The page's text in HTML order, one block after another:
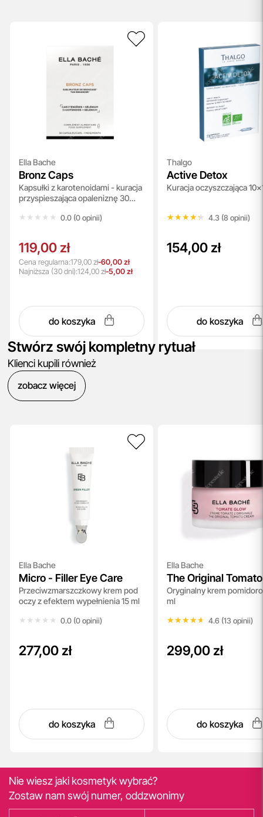
Ella Bache
Bronz Caps
Kapsułki z karotenoidami - kuracja
przyspieszająca opaleniznę 30
★★★★★
★★★★★ 0.0 (0 opinii)
119,00 zł
Cena regularna:179,00 zł-60,00 zł
Najniższa (30 dni):124,00 zł-5,00 zł
do koszyka
Thalgo
Active Detox
Kuracja oczyszczająca
★★★★★
★★★★★ 4.3 (8 opinii)
154,00 zł
do koszyka
Stwórz swój kompletny rytuał
Klienci kupili również
zobacz więcej
Ella Bache
Micro - Filler Eye Care
Przeciwzmarszczkowy krem pod
oczy z efektem wypełnienia 15 ml
★★★★★
★★★★★ 0.0 (0 opinii)
277,00 zł
do koszyka
Ella Bache
The Original Tomato
Cream
Oryginalny krem
ml
★★★★★
★★★★★ 4.6 (13 opinii)
299,00 zł
do koszyka
Nie wiesz jaki kosmetyk wybrać?
Zostaw nam swój numer, oddzwonimy